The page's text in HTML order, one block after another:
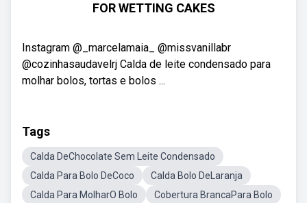
FOR WETTING CAKES
Instagram @_marcelamaia_ @missvanillabr
@cozinhasaudavelrj Calda de leite condensado para
molhar bolos, tortas e bolos ...
Tags
Calda DeChocolate Sem Leite Condensado
Calda Para Bolo DeCoco
Calda Bolo DeLaranja
Calda Para MolharO Bolo
Cobertura BrancaPara Bolo